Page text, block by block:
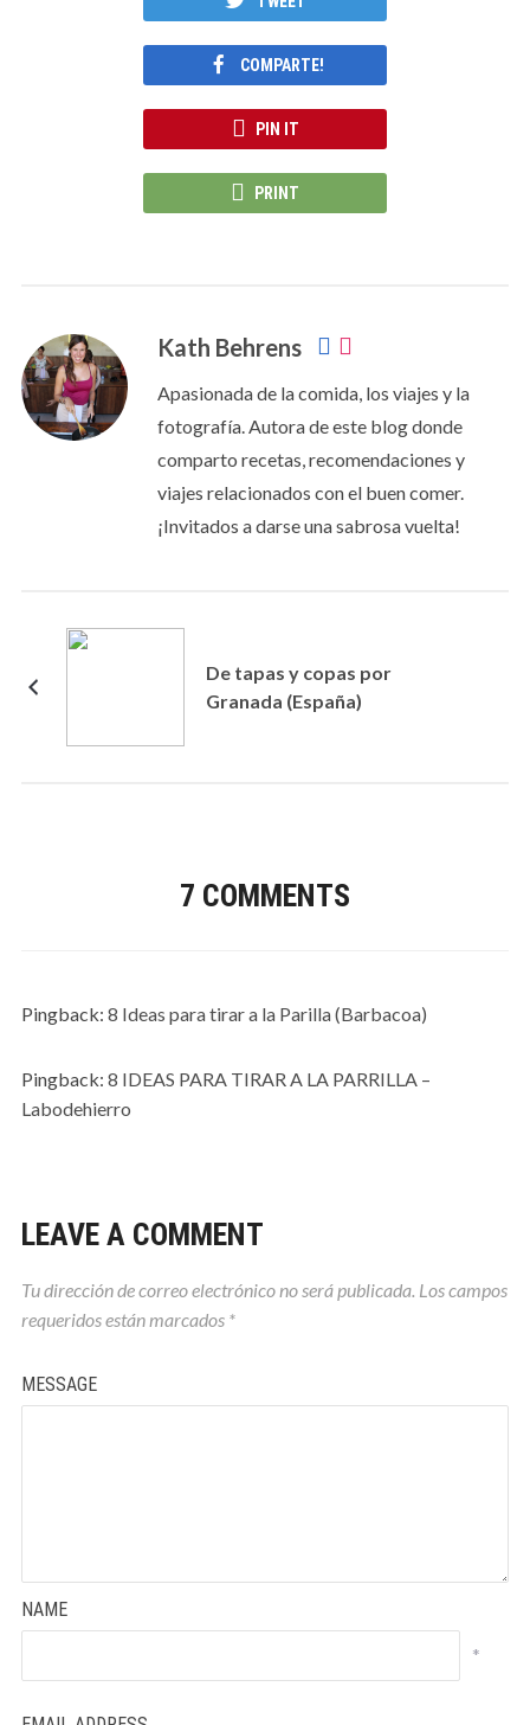
COMPARTE!
PIN IT
PRINT
Kath Behrens
Apasionada de la comida, los viajes y la
fotografía. Autora de este blog donde
comparto recetas, recomendaciones y
viajes relacionados con el buen comer.
¡Invitados a darse una sabrosa vuelta!
De tapas y copas por
Granada (España)
7 COMMENTS
Pingback: 8 Ideas para tirar a la Parilla (Barbacoa)
Pingback: 8 IDEAS PARA TIRAR A LA PARRILLA –
Labodehierro
LEAVE A COMMENT
Tu dirección de correo electrónico no será publicada. Los campos
requeridos están marcados *
MESSAGE
NAME
*